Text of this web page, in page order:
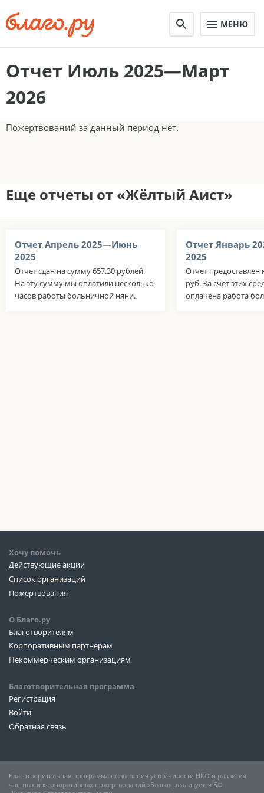
МЕНЮ
Отчет Июль 2025—Март
2026
Пожертвований за данный период нет.
Еще отчеты от «Жёлтый Аист»
Отчет Апрель 2025—Июнь
2025
Отчет сдан на сумму 657.30 рублей.
На эту сумму мы оплатили несколько
часов работы больничной няни.
Отчет Январь
2025
Отчет предоставлен
руб. За счет этих
оплачена работа
Хочу помочь
Действующие акции
Список организаций
Пожертвования
О Благо.ру
Благотворителям
Корпоративным партнерам
Некоммерческим организациям
Благотворительная программа
Регистрация
Войти
Обратная связь
Благотворительная программа повышения устойчивости НКО и развития
частных и корпоративных пожертвований «Благо» реализуется БФ